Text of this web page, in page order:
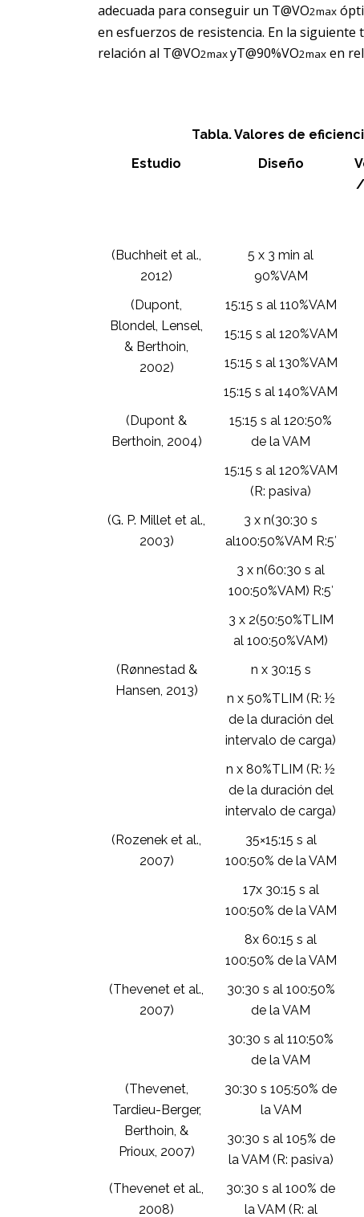
adecuada para conseguir un T@VO2max
en esfuerzos de resistencia. En la
relación al T@VO2maxyT@90%VO2max en
Tabla. Valores de
Estudio
Diseño
/
(Buchheit et al.,
2012)
5 x 3 min al
90%VAM
(Dupont,
Blondel, Lensel,
& Berthoin,
2002)
15:15 s al 110%VAM
15:15 s al 120%VAM
15:15 s al 130%VAM
15:15 s al 140%VAM
(Dupont &
Berthoin, 2004)
15:15 s al 120:50%
de la VAM
15:15 s al 120%VAM
(R: pasiva)
(G. P. Millet et al.,
2003)
3 x n(30:30 s
al100:50%VAM R:5′
3 x n(60:30 s al
100:50%VAM) R:5′
3 x 2(50:50%TLIM
al 100:50%VAM)
(Rønnestad &
Hansen, 2013)
n x 30:15 s
n x 50%TLIM (R: ½
de la duración del
intervalo de carga)
n x 80%TLIM (R: ½
de la duración del
intervalo de carga)
(Rozenek et al.,
2007)
35×15:15 s al
100:50% de la VAM
17x 30:15 s al
100:50% de la VAM
8x 60:15 s al
100:50% de la VAM
(Thevenet et al.,
2007)
30:30 s al 100:50%
de la VAM
30:30 s al 110:50%
de la VAM
(Thevenet,
Tardieu-Berger,
Berthoin, &
Prioux, 2007)
30:30 s 105:50% de
la VAM
30:30 s al 105% de
la VAM (R: pasiva)
(Thevenet et al.,
2008)
30:30 s al 100% de
la VAM (R: al